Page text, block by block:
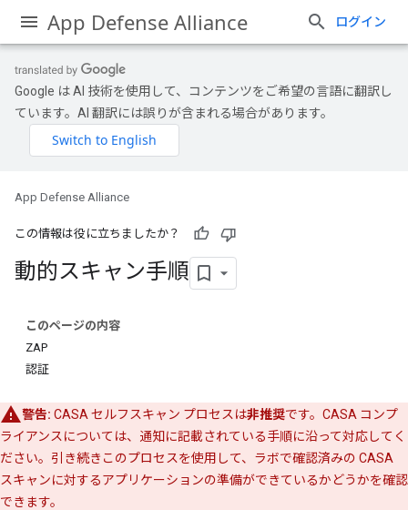
App Defense Alliance ログイン
Google は AI 技術を使用して、コンテンツをご希望の言語に翻訳し
ています。AI 翻訳には誤りが含まれる場合があります。
App Defense Alliance
この情報は役に立ちましたか？
動的スキャン手順
このページの内容
ZAP
認証
警告: CASA セルフスキャン プロセスは非推奨です。CASA コンプ
ライアンスについては、通知に記載されている手順に沿って対応してく
ださい。引き続きこのプロセスを使用して、ラボで確認済みの CASA
スキャンに対するアプリケーションの準備ができているかどうかを確認
できます。